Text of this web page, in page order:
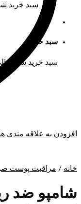
سبد خرید
سبد خرید
سبد خرید شما
افزودن به علاقه مندی
خانه / مراقبت پوست
شامپو ضد